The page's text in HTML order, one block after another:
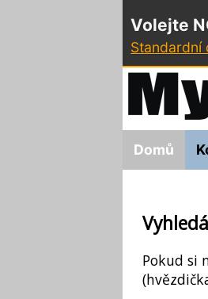
Volejte
Standardní
Domů
Pokud si